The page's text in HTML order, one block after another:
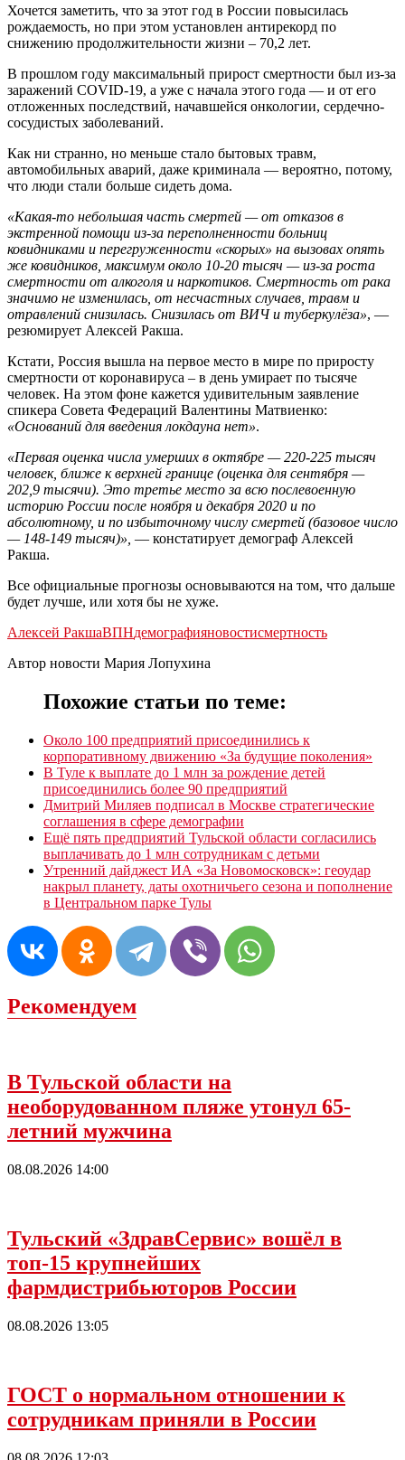
Хочется заметить, что за этот год в России повысилась
рождаемость, но при этом установлен антирекорд по
снижению продолжительности жизни – 70,2 лет.
В прошлом году максимальный прирост смертности был из-за
заражений COVID-19, а уже с начала этого года — и от его
отложенных последствий, начавшейся онкологии, сердечно-
сосудистых заболеваний.
Как ни странно, но меньше стало бытовых травм,
автомобильных аварий, даже криминала — вероятно, потому,
что люди стали больше сидеть дома.
«Какая-то небольшая часть смертей — от отказов в
экстренной помощи из-за переполненности больниц
ковидниками и перегруженности «скорых» на вызовах опять
же ковидников, максимум около 10-20 тысяч — из-за роста
смертности от алкоголя и наркотиков. Смертность от рака
значимо не изменилась, от несчастных случаев, травм и
отравлений снизилась. Снизилась от ВИЧ и туберкулёза», —
резюмирует Алексей Ракша.
Кстати, Россия вышла на первое место в мире по приросту
смертности от коронавируса – в день умирает по тысяче
человек. На этом фоне кажется удивительным заявление
спикера Совета Федераций Валентины Матвиенко:
«Оснований для введения локдауна нет».
«Первая оценка числа умерших в октябре — 220-225 тысяч
человек, ближе к верхней границе (оценка для сентября —
202,9 тысячи). Это третье место за всю послевоенную
историю России после ноября и декабря 2020 и по
абсолютному, и по избыточному числу смертей (базовое число
— 148-149 тысяч)», — констатирует демограф Алексей
Ракша.
Все официальные прогнозы основываются на том, что дальше
будет лучше, или хотя бы не хуже.
Алексей РакшаВПНдемографияновостисмертность
Автор новости Мария Лопухина
Похожие статьи по теме:
Около 100 предприятий присоединились к
корпоративному движению «За будущие поколения»
В Туле к выплате до 1 млн за рождение детей
присоединились более 90 предприятий
Дмитрий Миляев подписал в Москве стратегические
соглашения в сфере демографии
Ещë пять предприятий Тульской области согласились
выплачивать до 1 млн сотрудникам с детьми
Утренний дайджест ИА «За Новомосковск»: геоудар
накрыл планету, даты охотничьего сезона и пополнение
в Центральном парке Тулы
Рекомендуем
В Тульской области на
необорудованном пляже утонул 65-
летний мужчина
08.08.2026 14:00
Тульский «ЗдравСервис» вошёл в
топ-15 крупнейших
фармдистрибьюторов России
08.08.2026 13:05
ГОСТ о нормальном отношении к
сотрудникам приняли в России